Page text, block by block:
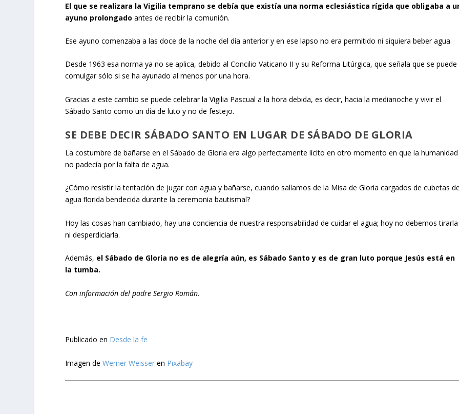
El que se realizara la Vigilia temprano se debía que existía una norma eclesiástica rígida que obligaba a
ayuno prolongado antes de recibir la comunión.
Ese ayuno comenzaba a las doce de la noche del día anterior y en ese lapso no era permitido ni siquiera beber agua.
Desde 1963 esa norma ya no se aplica, debido al Concilio Vaticano II y su Reforma Litúrgica, que señala que se puede
comulgar sólo si se ha ayunado al menos por una hora.
Gracias a este cambio se puede celebrar la Vigilia Pascual a la hora debida, es decir, hacia la medianoche y vivir el
Sábado Santo como un día de luto y no de festejo.
SE DEBE DECIR SÁBADO SANTO EN LUGAR DE SÁBADO DE GLORIA
La costumbre de bañarse en el Sábado de Gloria era algo perfectamente lícito en otro momento en que la humanidad
no padecía por la falta de agua.
¿Cómo resistir la tentación de jugar con agua y bañarse, cuando salíamos de la Misa de Gloria cargados de cubetas
agua ﬂorida bendecida durante la ceremonia bautismal?
Hoy las cosas han cambiado, hay una conciencia de nuestra responsabilidad de cuidar el agua; hoy no debemos tirarla
ni desperdiciarla.
Además, el Sábado de Gloria no es de alegría aún, es Sábado Santo y es de gran luto porque Jesús está en
la tumba.
Con información del padre Sergio Román.
Publicado en Desde la fe
Imagen deWerner Weisser en Pixabay